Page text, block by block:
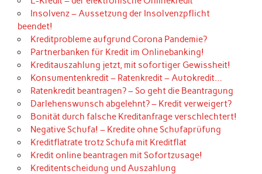
Insolvenz – Aussetzung der Insolvenzpflicht
beendet!
Kreditprobleme aufgrund Corona Pandemie?
Partnerbanken für Kredit im Onlinebanking!
Kreditauszahlung jetzt, mit sofortiger Gewissheit!
Konsumentenkredit – Ratenkredit – Autokredit…
Ratenkredit beantragen? – So geht die Beantragung
Darlehenswunsch abgelehnt? – Kredit verweigert?
Bonität durch falsche Kreditanfrage verschlechtert!
Negative Schufa! – Kredite ohne Schufaprüfung
Kreditflatrate trotz Schufa mit Kreditflat
Kredit online beantragen mit Sofortzusage!
Kreditentscheidung und Auszahlung